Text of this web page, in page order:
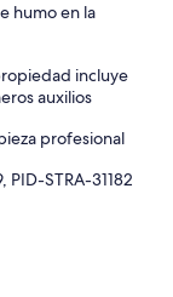
humo en la
incluye
auxilios
profesional
STRA-31182